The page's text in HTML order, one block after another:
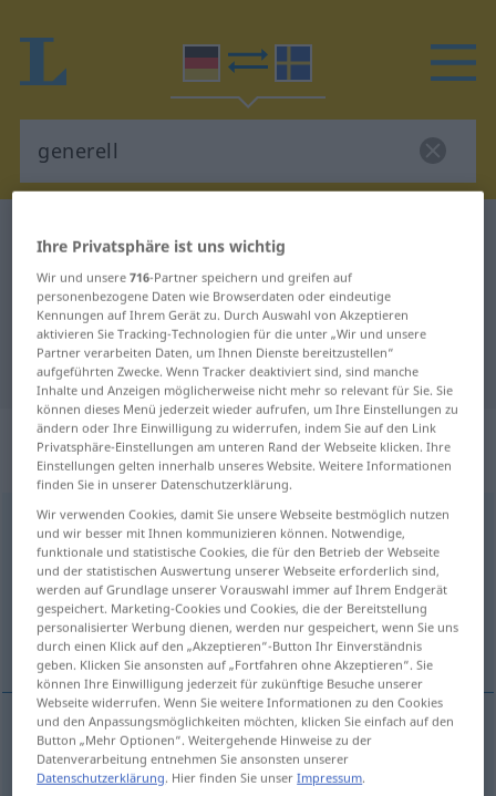
Deutsch-Schwedisch Wörterbuch
Deutsch-Schwedisch Übersetzung
für "generell"
"generell" Schwedisch Übersetzung
„generell“: Adjektiv,
Eigenschaftswort
generelladj
Übersicht aller Übersetzungen
(Für mehr Details die Übersetzung anklicken/antippen)
generell, allmän
generell, allmän(giltig) generell
Ihre Privatsphäre ist uns wichtig
Wir und unsere716-Partner speichern und greifen auf
personenbezogene Daten wie Browserdaten oder eindeutige
Kennungen auf Ihrem Gerät zu. Durch Auswahl von Akzeptieren
aktivieren Sie Tracking-Technologien für die unter „Wir und unsere
Partner verarbeiten Daten, um Ihnen Dienste bereitzustellen“
aufgeführten Zwecke. Wenn Tracker deaktiviert sind, sind manche
Inhalte und Anzeigen möglicherweise nicht mehr so relevant für Sie. Sie
können dieses Menü jederzeit wieder aufrufen, um Ihre Einstellungen zu
ändern oder Ihre Einwilligung zu widerrufen, indem Sie auf den Link
Privatsphäre-Einstellungen am unteren Rand der Webseite klicken. Ihre
Einstellungen gelten innerhalb unseres Website. Weitere Informationen
finden Sie in unserer Datenschutzerklärung.
Wir verwenden Cookies, damit Sie unsere Webseite bestmöglich nutzen
und wir besser mit Ihnen kommunizieren können. Notwendige,
funktionale und statistische Cookies, die für den Betrieb der Webseite
und der statistischen Auswertung unserer Webseite erforderlich sind,
werden auf Grundlage unserer Vorauswahl immer auf Ihrem Endgerät
gespeichert. Marketing-Cookies und Cookies, die der Bereitstellung
personalisierter Werbung dienen, werden nur gespeichert, wenn Sie uns
durch einen Klick auf den „Akzeptieren“-Button Ihr Einverständnis
geben. Klicken Sie ansonsten auf „Fortfahren ohne Akzeptieren“. Sie
können Ihre Einwilligung jederzeit für zukünftige Besuche unserer
Webseite widerrufen. Wenn Sie weitere Informationen zu den Cookies
und den Anpassungsmöglichkeiten möchten, klicken Sie einfach auf den
Button „Mehr Optionen“. Weitergehende Hinweise zu der
Datenverarbeitung entnehmen Sie ansonsten unserer
Datenschutzerklärung. Hier finden Sie unserImpressum.